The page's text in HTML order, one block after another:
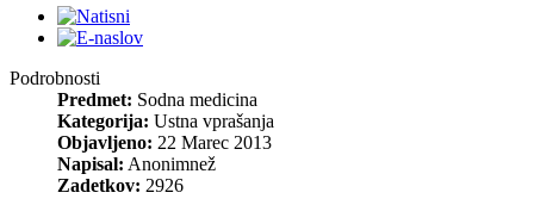
Podrobnosti
Predmet: Sodna medicina
Kategorija: Ustna vprašanja
Objavljeno: 22 Marec 2013
Napisal: Anonimnež
Zadetkov: 2926